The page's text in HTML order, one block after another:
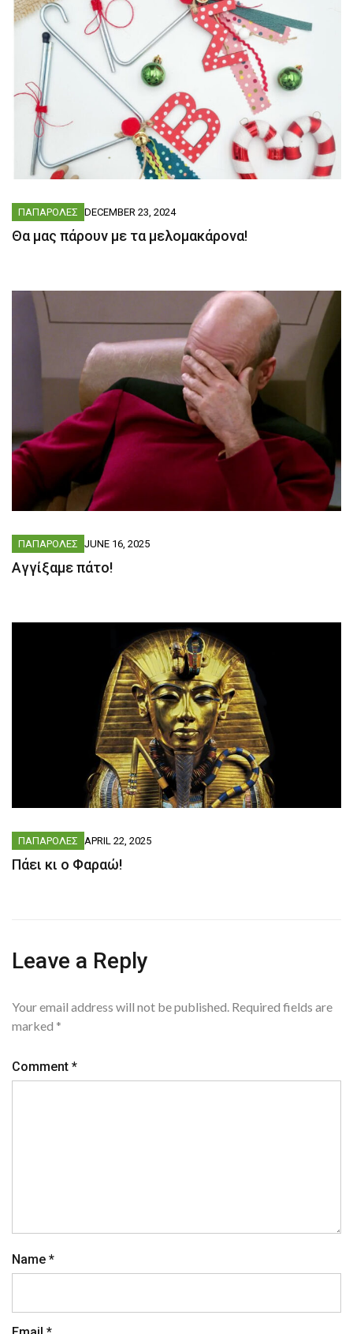
ΠΑΠΑΡΟΛΕΣ DECEMBER 23, 2024
Θα μας πάρουν με τα μελομακάρονα!
ΠΑΠΑΡΟΛΕΣ JUNE 16, 2025
Αγγίξαμε πάτο!
ΠΑΠΑΡΟΛΕΣ APRIL 22, 2025
Πάει κι ο Φαραώ!
Leave a Reply
Your email address will not be published. Required fields are
marked *
Comment *
Name *